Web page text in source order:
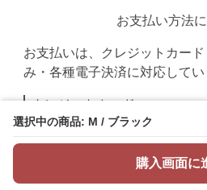
選択中の商品: M / ブラック
購入画面に
お支払い方法
お支払いは、クレジットカー
み・各種電子決済に対応してい
クレジットカード